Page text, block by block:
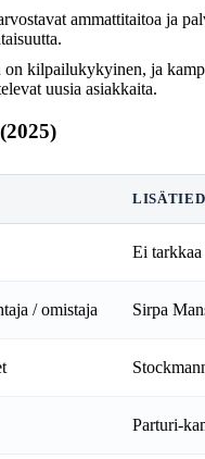
ammattitaitoa ja
kilpailukykyinen, ja
uusia asiakkaita.
Ei
/ omistaja Sirpa
Parturi-